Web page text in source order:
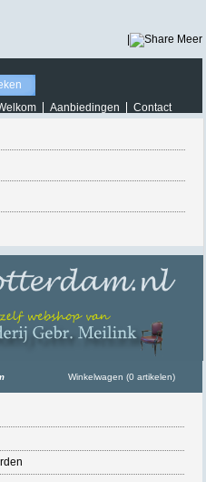
Meer
Aanbiedingen
Contact
Winkelwagen (0 artikelen)